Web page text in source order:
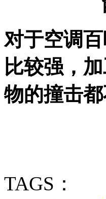
对于空调
比较强，
物的撞击
TAGS：